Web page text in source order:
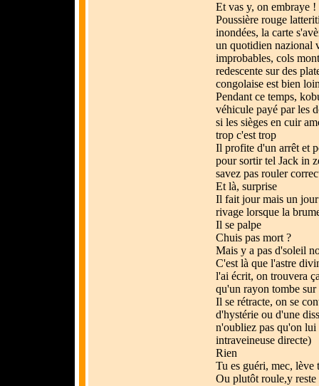
Et vas y, on embraye !
Poussière rouge
inondées, la carte
un quotidien nazional
improbables, cols
redescente sur des
congolaise est bien
Pendant ce temps,
véhicule payé par les
si les sièges en cuir
trop c'est trop
Il profite d'un arrêt et
pour sortir tel Jack in
savez pas rouler
Et là, surprise
Il fait jour mais un
rivage lorsque la
Il se palpe
Chuis pas mort ?
Mais y a pas d'soleil
C'est là que l'astre
l'ai écrit, on trouvera
qu'un rayon tombe sur
Il se rétracte, on se
d'hystérie ou d'une
n'oubliez pas qu'on
intraveineuse directe)
Rien
Tu es guéri, mec, lève
Ou plutôt roule,y